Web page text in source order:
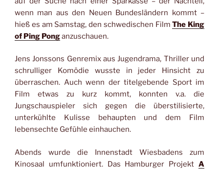
wenn man aus den Neuen Bundesländern kommt –
hieß es am Samstag, den schwedischen FilmThe King
of Ping Ponganzuschauen.
Jens Jonssons Genremix aus Jugendrama, Thriller und
schrulliger Komödie wusste in jeder Hinsicht zu
überraschen. Auch wenn der titelgebende Sport im
Film etwas zu kurz kommt, konnten v.a. die
Jungschauspieler sich gegen die überstilisierte,
unterkühlte Kulisse behaupten und dem Film
lebensechte Gefühle einhauchen.
Abends wurde die Innenstadt Wiesbadens zum
Kinosaal umfunktioniert. Das Hamburger Projekt A